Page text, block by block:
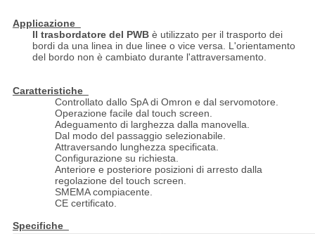
Applicazione
Il trasbordatore del PWBè utilizzato per il trasporto dei
bordi da una linea in due linee o vice versa. L'orientamento
del bordo non è cambiato durante l'attraversamento.
Caratteristiche
Controllato dallo SpA di Omron e dal servomotore.
Operazione facile dal touch screen.
Adeguamento di larghezza dalla manovella.
Dal modo del passaggio selezionabile.
Attraversando lunghezza specificata.
Configurazione su richiesta.
Anteriore e posteriore posizioni di arresto dalla
regolazione del touch screen.
SMEMA compiacente.
CE certificato.
Specifiche